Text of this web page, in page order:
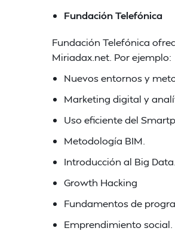
Fundación Telefónica
Fundación Telefónica
Miriadax.net. Por ejemplo:
Nuevos entornos y
Marketing digital y
Uso eficiente del
Metodología BIM.
Introducción al Big Data.
Growth Hacking
Fundamentos de
Emprendimiento social.